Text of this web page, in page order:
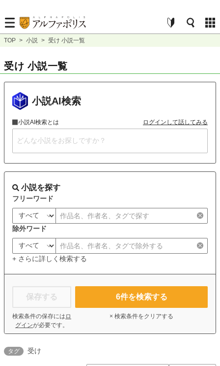
TOP > 小説 > 受け 小説一覧
受け 小説一覧
小説AI検索
小説AI検索とは ログインして話してみる
小説を探す
フリーワード
除外ワード
+ さらに詳しく検索する
保存する
検索条件の保存には ロ
グインが必要です。
6件を検索する
× 検索条件をクリアする
タグ 受け